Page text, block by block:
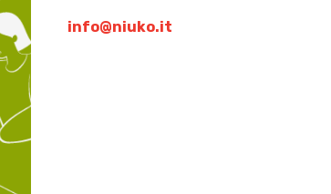
info@niuko.it